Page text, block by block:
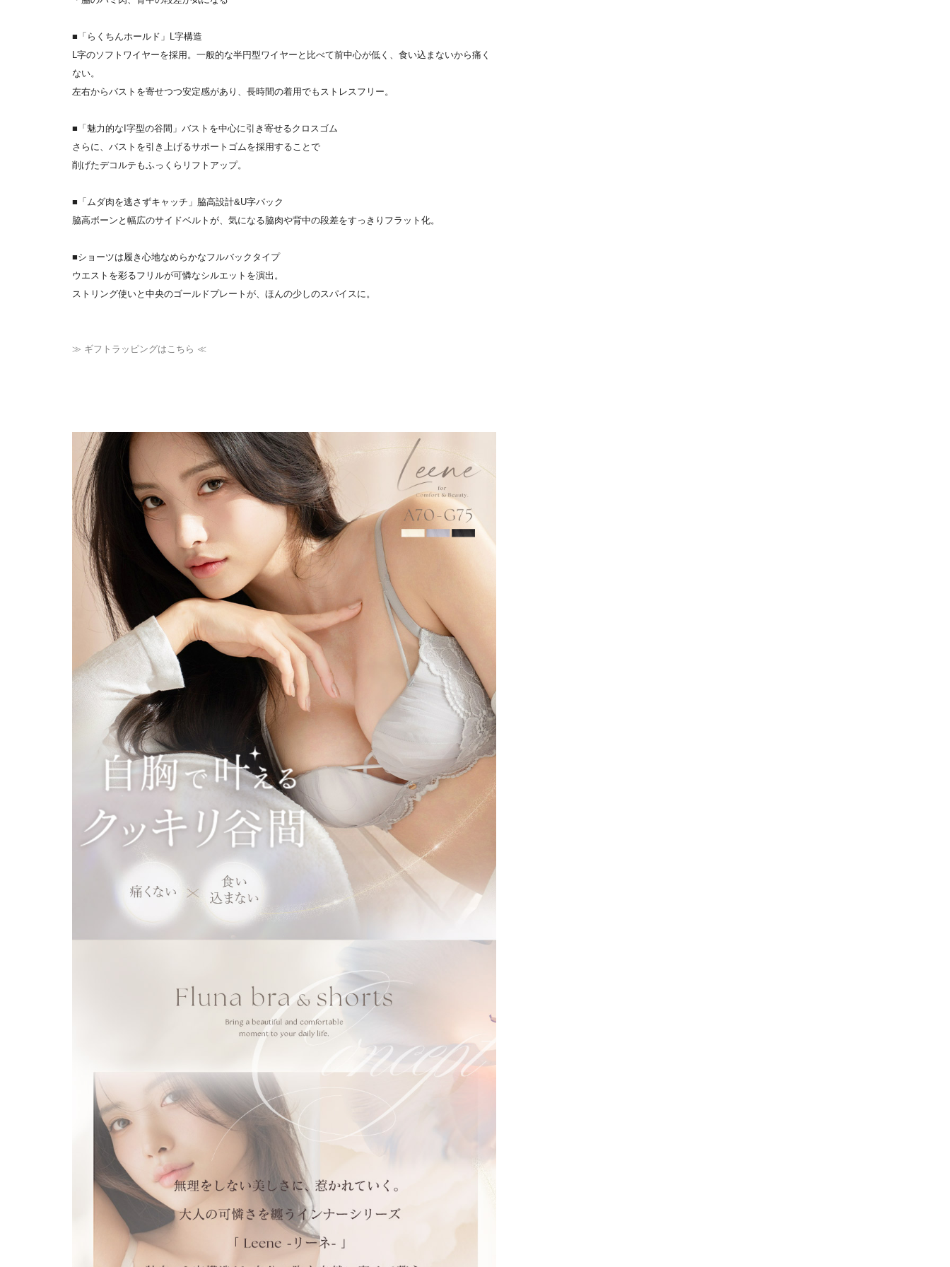
■「らくちんホールド」L字構造
L字のソフトワイヤーを採用。一般的な半円型ワイヤーと比べて前中心が低く、食い込まないから痛く
ない。
左右からバストを寄せつつ安定感があり、長時間の着用でもストレスフリー。
■「魅力的なI字型の谷間」バストを中心に引き寄せるクロスゴム
さらに、バストを引き上げるサポートゴムを採用することで
削げたデコルテもふっくらリフトアップ。
■「ムダ肉を逃さずキャッチ」脇高設計&U字バック
脇高ボーンと幅広のサイドベルトが、気になる脇肉や背中の段差をすっきりフラット化。
■ショーツは履き心地なめらかなフルバックタイプ
ウエストを彩るフリルが可憐なシルエットを演出。
ストリング使いと中央のゴールドプレートが、ほんの少しのスパイスに。
≫ ギフトラッピングはこちら ≪